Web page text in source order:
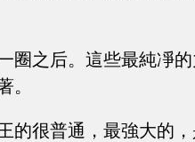
圈之后。這些最純凈
。
的很普通，最強大的，